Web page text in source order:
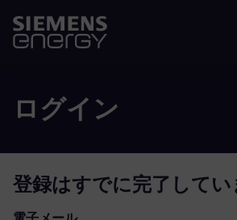
ログイン
登録はすでに完了してい